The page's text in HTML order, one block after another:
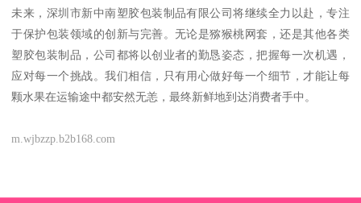
未来，深圳市新中南塑胶包装制品有限公司将继续全力以赴，专注
于保护包装领域的创新与完善。无论是猕猴桃网套，还是其他各类
塑胶包装制品，公司都将以创业者的勤恳姿态，把握每一次机遇，
应对每一个挑战。我们相信，只有用心做好每一个细节，才能让每
颗水果在运输途中都安然无恙，最终新鲜地到达消费者手中。
m.wjbzzp.b2b168.com